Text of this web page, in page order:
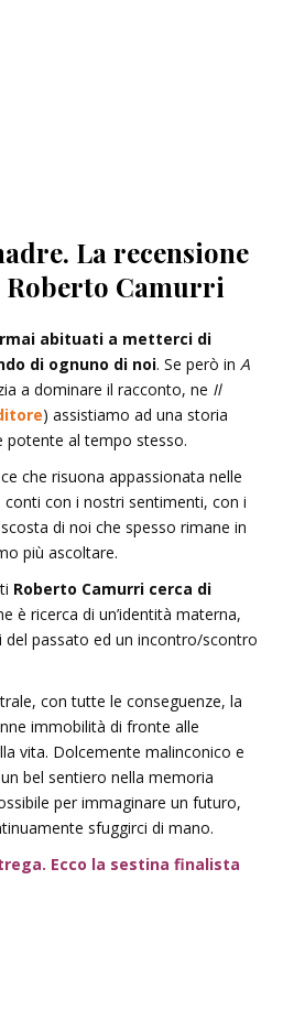
La recensione
Camurri
abituati a metterci di
di ognuno di noi. Se però in A
a dominare il racconto, ne Il
) assistiamo ad una storia
potente al tempo stesso.
che risuona appassionata nelle
conti con i nostri sentimenti, con i
di noi che spesso rimane in
più ascoltare.
Roberto Camurri cerca di
è ricerca di un’identità materna,
passato ed un incontro/scontro
con tutte le conseguenze, la
immobilità di fronte alle
vita. Dolcemente malinconico e
bel sentiero nella memoria
per immaginare un futuro,
sfuggirci di mano.
Ecco la sestina finalista